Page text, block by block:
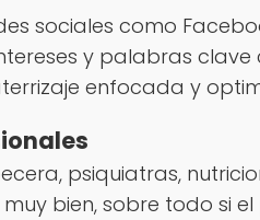
sociales como
y palabras
enfocada y
psiquiatras,
bien, sobre todo si